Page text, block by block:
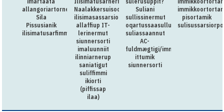
allangoriartornera,
Sila
Pissusianik
ilisimatusarfimmut
Naalakkersuisoqarfimmi
ilisimasassarsiornermut
allaffiup IT-
lerinermut
siunnersorti
imaluunniit
ilinniarnerup
saniatigut
suliffimmi
ikiorti
(piffissap
ilaa)
Suliani
sullissinermut
oqartussaasullu
suliassaannut
AC-
fuldmægtigi/immikkut
ittumik
siunnersorti
pisortamik